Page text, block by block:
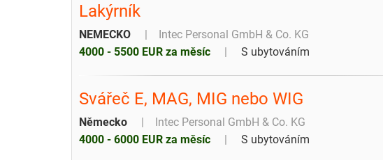
Lakýrník
NEMECKO
Intec Personal GmbH & Co. KG
4000 - 5500 EUR za měsíc
S ubytováním
Svářeč E, MAG, MIG nebo WIG
Německo
Intec Personal GmbH & Co. KG
4000 - 6000 EUR za měsíc
S ubytováním